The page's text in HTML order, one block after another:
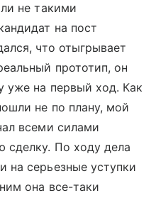
не такими
на пост
что отыгрывает
прототип, он
уже на первый ход. Как
не по плану, мой
всеми силами
сделку. По ходу дела
на серьезные уступки
она все-таки